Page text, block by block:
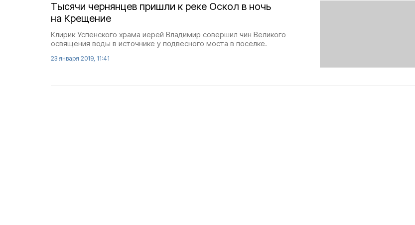
Тысячи чернянцев пришли к реке Оскол в ночь
на Крещение
Клирик Успенского храма иерей Владимир совершил чин Великого
освящения воды в источнике у подвесного моста в посёлке.
23 января 2019, 11:41